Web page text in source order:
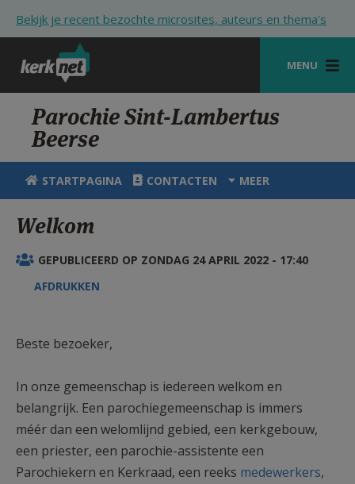
Bekijk je recent bezochte microsites, auteurs en thema's
MENU
STARTPAGINA
KERK
VIERINGEN
MIJN PAROCHIE
Parochie Sint-Lambertus
Beerse
STARTPAGINA CONTACTEN MEER
Welkom
GEPUBLICEERD OP ZONDAG 24 APRIL 2022 - 17:40
AFDRUKKEN
Beste bezoeker,
In onze gemeenschap is iedereen welkom en
belangrijk. Een parochiegemeenschap is immers
méér dan een welomlijnd gebied, een kerkgebouw,
een priester, een parochie-assistente een
Parochiekern en Kerkraad, een reeks medewerkers,